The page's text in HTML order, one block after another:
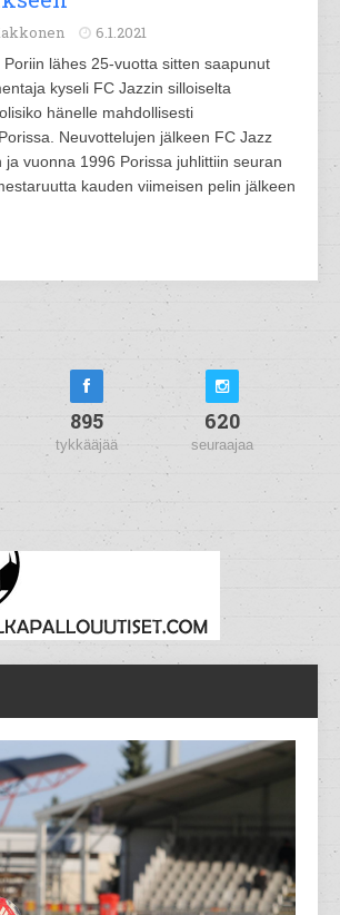
6.1.2021
Poriin lähes 25-vuotta sitten saapunut
kyseli FC Jazzin silloiselta
hänelle mahdollisesti
Neuvottelujen jälkeen FC Jazz
ja vuonna 1996 Porissa juhlittiin seuran
kauden viimeisen pelin jälkeen
895
tykkääjää
620
seuraajaa